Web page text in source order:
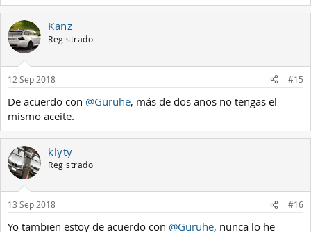
Kanz
Registrado
12 Sep 2018 #15
De acuerdo con @Guruhe, más de dos años no tengas el
mismo aceite.
klyty
Registrado
13 Sep 2018 #16
Yo tambien estoy de acuerdo con @Guruhe, nunca lo he